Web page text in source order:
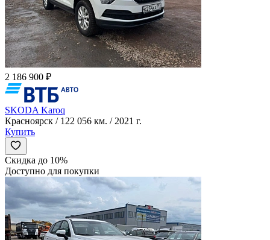
2 186 900 ₽
SKODA Karoq
Красноярск / 122 056 км. / 2021 г.
Купить
Скидка до 10%
Доступно для покупки